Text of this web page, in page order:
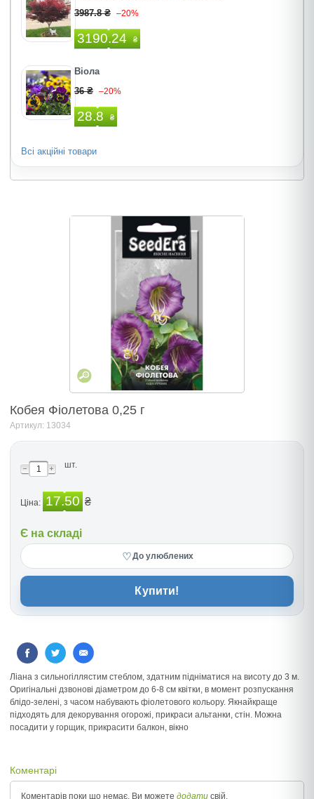
3987.8 ₴ –20%
3190.24 ₴
Віола
36 ₴ –20%
28.8 ₴
Всі акційні товари
Кобея Фіолетова 0,25 г
Артикул: 13034
шт.
Ціна: 17.50 ₴
Є на складі
♡До улюблених
Купити!
Ліана з сильногіллястим стеблом, здатним підніматися на висоту до 3 м.
Оригінальні дзвонові діаметром до 6-8 см квітки, в момент розпускання
блідо-зелені, з часом набувають фіолетового кольору. Якнайкраще
підходять для декорування огорожі, прикраси альтанки, стін. Можна
посадити у горщик, прикрасити балкон, вікно
Коментарі
Коментарів поки що немає, Ви можете додати свій.